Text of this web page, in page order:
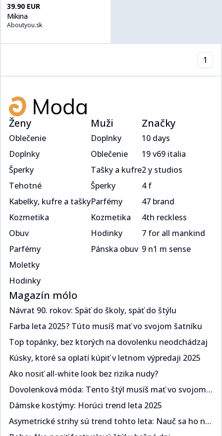
39.90 EUR
Mikina
Aboutyou.sk
Kúpiť produt
1
Ženy
Oblečenie
Doplnky
Šperky
Tehotné
Kabelky, kufre a tašky
Kozmetika
Obuv
Parfémy
Moletky
Hodinky
Muži
Doplnky
Oblečenie
Tašky a kufre
Šperky
Parfémy
Kozmetika
Hodinky
Pánska obuv
Značky
10 days
19 v69 italia
2 y studios
4 f
47 brand
4th reckless
7 for all mankind
9 n1 m sense
Magazín mólo
Návrat 90. rokov: Späť do školy, späť do štýlu​​​​‌ ‍ ​‍​‍‌‍ ‌ ​‍‌‍‍‌‌‍‌ ‌‍‍‌‌‍ ‍​‍​‍​ ‍‍​‍​‍‌ ​ ‌‍​‌‌‍ ‍‌‍‍‌‌ ‌​‌ ‍‌​‍ ‍‌‍‍‌‌‍ ​‍​‍​‍ ​​‍​‍‌‍‍​‌ ​‍‌‍‌‌‌‍‌‍​‍​‍​ ‍‍​‍​‍‌‍‍​‌ ‌​‌ ‌​‌ ​​​ ‍‍​‍ ​‍ ‌‍ ​‌‍ ‌‍​ ‌‍​‌‌‍ ​‌‍‍​‌‍ ‌ ​ ‌ ‌​​ ‍‍​ ​ ​ ​​​ ​​​ ​​​‍ ‌ ​ ‌ ‌​‌ ‌‌‌‍‌​‌‍‍‌‌‍ ​‍ ‌‍‍‌‌‍ ‍‌ ‌​‌‍‌‌‌‍ ‍‌ ‌​​‍ ‌‍‌‌‌‍‌​‌‍‍‌‌ ‌​​‍ ‌‍ ‌‌‍ ‌‍‌​‌‍‌‌​ ‌‌ ​​‌ ​‍‌‍‌‌‌ ​ ‌‍‌‌‌‍ ‍‌ ‌​‌‍​‌‌ ‌​‌‍‍‌‌‍ ‌‍ ‍​ ‍ ‌‍‍‌‌‍‌​​ ‌​ ​‍‌‍​ ‌‍​ ‌‍‌​​ ‍​​ ‍​​ ‌‌​ ​‌​‍ ‌​ ‍​​ ​ ‌‍​‌​ ​‌​‍ ‌​ ‌​‌‍‌​​ ​‌​ ​‍​‍ ‌‌‍​‌‌‍​‌​ ​​​ ​​​‍ ‌​ ‍‌​ ‌ ​ ​‌‌‍​ ​ ​‌​ ​‌‌‍​‍‌‍‌​​ ​‍‌‍‌​‌‍‌‍​ ‌ ​ ‍ ‌ ‌​‌ ‍‌‌ ​​‌‍‌‌​ ‌‌ ​​‌‍ ‌ ​ ‌ ‌​​ ‍ ‌ ​​‌‍​‌‌ ‌​‌‍‍​​ ‌‌ ‌​‌‍‍‌‌ ‌​‌‍ ​‌‍‌‌​ ‌‍​‍‌‍​‌‌ ​ ‌‍‌‌‌‌‌‌‌ ​‍‌‍ ​​ ‌‌‍‍​‌ ‌​‌ ‌​‌ ​​​‍‌‌​ ​ ‌​​‌​‍‌‌​ ​‍‌​‌‍​‍‌‌​ ​‍‌​‌‍‌‍ ​‌‍ ‌‍​ ‌‍​‌‌‍ ​‌‍‍​‌‍ ‌ ​ ‌ ‌​​‍‌‌​ ​ ‌​​‌​ ​ ​ ​​​ ​​​ ​​​‍‌‌​ ​‍‌​‌‍‌ ​ ‌ ‌​‌ ‌‌‌‍‌​‌‍‍‌‌‍ ​‍‌‍‌‍‍‌‌‍‌​​ ‌​ ​‍‌‍​ ‌‍​ ‌‍‌​​ ‍​​ ‍​​ ‌‌​ ​‌​‍ ‌​ ‍​​ ​ ‌‍​‌​ ​‌​‍ ‌​ ‌​‌‍‌​​ ​‌​ ​‍​‍ ‌‌‍​‌‌‍​‌​ ​​​ ​​​‍ ‌​ ‍‌​ ‌ ​ ​‌‌‍​ ​ ​‌​ ​‌‌‍​‍‌‍‌​​ ​‍‌‍‌​‌‍‌‍​ ‌ ​‍‌‍‌ ‌​‌ ‍‌‌ ​​‌‍‌‌​ ‌‌ ​​‌‍ ‌ ​ ‌ ‌​​‍‌‍‌ ​​‌‍​‌‌ ‌​‌‍‍​​ ‌‌ ‌​‌‍‍‌‌ ‌​‌‍ ​‌‍‌‌​‍‌‍‌ ​​‌‍‌‌‌ ​‍‌ ​ ‌ ​​‌‍‌‌‌‍​ ‌ ‌​‌‍‍‌‌ ‌‍‌‍‌‌​ ‌‌ ​​‌ ‌‌‌‍​‍‌‍ ​‌‍‍‌‌ ​ ‌‍‍​‌‍‌‌‌‍‌​​‍​‍‌ ‌
Farba leta 2025? Túto musíš mať vo svojom šatníku ​​​​‌ ‍ ​‍​‍‌‍ ‌ ​‍‌‍‍‌‌‍‌ ‌‍‍‌‌‍ ‍​‍​‍​ ‍‍​‍​‍‌ ​ ‌‍​‌‌‍ ‍‌‍‍‌‌ ‌​‌ ‍‌​‍ ‍‌‍‍‌‌‍ ​‍​‍​‍ ​​‍​‍‌‍‍​‌ ​‍‌‍‌‌‌‍‌‍​‍​‍​ ‍‍​‍​‍‌‍‍​‌ ‌​‌ ‌​‌ ​​​ ‍‍​‍ ​‍ ‌‍ ​‌‍ ‌‍​ ‌‍​‌‌‍ ​‌‍‍​‌‍ ‌ ​ ‌ ‌​​ ‍‍​ ​ ​ ​​​ ​​​ ​​​‍ ‌ ​ ‌ ‌​‌ ‌‌‌‍‌​‌‍‍‌‌‍ ​‍ ‌‍‍‌‌‍ ‍‌ ‌​‌‍‌‌‌‍ ‍‌ ‌​​‍ ‌‍‌‌‌‍‌​‌‍‍‌‌ ‌​​‍ ‌‍ ‌‌‍ ‌‍‌​‌‍‌‌​ ‌‌ ​​‌ ​‍‌‍‌‌‌ ​ ‌‍‌‌‌‍ ‍‌ ‌​‌‍​‌‌ ‌​‌‍‍‌‌‍ ‌‍ ‍​ ‍ ‌‍‍‌‌‍‌​​ ‌​ ​‌‌‍​‌​ ‌​​ ‌‍​ ​​‌‍​‌​ ​‍‌‍​‍​‍ ‌​ ‍​‌‍​‍‌‍​‍‌‍‌‍​‍ ‌​ ‌​‌‍‌‍​ ​​​ ​‍​‍ ‌‌‍​‌‌‍​‍​ ‌ ‌‍‌‍​‍ ‌‌‍‌‍​ ‍‌‌‍​ ‌‍​‍​ ‍‌​ ‍‌‌‍‌‌​ ​​‌‍‌‍​ ​ ‌‍‌​​ ​‍​ ‍ ‌ ‌​‌ ‍‌‌ ​​‌‍‌‌​ ‌‌ ​​‌‍ ‌ ​ ‌ ‌​​ ‍ ‌ ​​‌‍​‌‌ ‌​‌‍‍​​ ‌‌ ‌​‌‍‍‌‌ ‌​‌‍ ​‌‍‌‌​ ‌‍​‍‌‍​‌‌ ​ ‌‍‌‌‌‌‌‌‌ ​‍‌‍ ​​ ‌‌‍‍​‌ ‌​‌ ‌​‌ ​​​‍‌‌​ ​ ‌​​‌​‍‌‌​ ​‍‌​‌‍​‍‌‌​ ​‍‌​‌‍‌‍ ​‌‍ ‌‍​ ‌‍​‌‌‍ ​‌‍‍​‌‍ ‌ ​ ‌ ‌​​‍‌‌​ ​ ‌​​‌​ ​ ​ ​​​ ​​​ ​​​‍‌‌​ ​‍‌​‌‍‌ ​ ‌ ‌​‌ ‌‌‌‍‌​‌‍‍‌‌‍ ​‍‌‍‌‍‍‌‌‍‌​​ ‌​ ​‌‌‍​‌​ ‌​​ ‌‍​ ​​‌‍​‌​ ​‍‌‍​‍​‍ ‌​ ‍​‌‍​‍‌‍​‍‌‍‌‍​‍ ‌​ ‌​‌‍‌‍​ ​​​ ​‍​‍ ‌‌‍​‌‌‍​‍​ ‌ ‌‍‌‍​‍ ‌‌‍‌‍​ ‍‌‌‍​ ‌‍​‍​ ‍‌​ ‍‌‌‍‌‌​ ​​‌‍‌‍​ ​ ‌‍‌​​ ​‍​‍‌‍‌ ‌​‌ ‍‌‌ ​​‌‍‌‌​ ‌‌ ​​‌‍ ‌ ​ ‌ ‌​​‍‌‍‌ ​​‌‍​‌‌ ‌​‌‍‍​​ ‌‌ ‌​‌‍‍‌‌ ‌​‌‍ ​‌‍‌‌​‍‌‍‌ ​​‌‍‌‌‌ ​‍‌ ​ ‌ ​​‌‍‌‌‌‍​ ‌ ‌​‌‍‍‌‌ ‌‍‌‍‌‌​ ‌‌ ​​‌ ‌‌‌‍​‍‌‍ ​‌‍‍‌‌ ​ ‌‍‍​‌‍‌‌‌‍‌​​‍​‍‌ ‌
Top topánky, bez ktorých na dovolenku neodchádzaj​​​​‌ ‍ ​‍​‍‌‍ ‌ ​‍‌‍‍‌‌‍‌ ‌‍‍‌‌‍ ‍​‍​‍​ ‍‍​‍​‍‌ ​ ‌‍​‌‌‍ ‍‌‍‍‌‌ ‌​‌ ‍‌​‍ ‍‌‍‍‌‌‍ ​‍​‍​‍ ​​‍​‍‌‍‍​‌ ​‍‌‍‌‌‌‍‌‍​‍​‍​ ‍‍​‍​‍‌‍‍​‌ ‌​‌ ‌​‌ ​​​ ‍‍​‍ ​‍ ‌‍ ​‌‍ ‌‍​ ‌‍​‌‌‍ ​‌‍‍​‌‍ ‌ ​ ‌ ‌​​ ‍‍​ ​ ​ ​​​ ​​​ ​​​‍ ‌ ​ ‌ ‌​‌ ‌‌‌‍‌​‌‍‍‌‌‍ ​‍ ‌‍‍‌‌‍ ‍‌ ‌​‌‍‌‌‌‍ ‍‌ ‌​​‍ ‌‍‌‌‌‍‌​‌‍‍‌‌ ‌​​‍ ‌‍ ‌‌‍ ‌‍‌​‌‍‌‌​ ‌‌ ​​‌ ​‍‌‍‌‌‌ ​ ‌‍‌‌‌‍ ‍‌ ‌​‌‍​‌‌ ‌​‌‍‍‌‌‍ ‌‍ ‍​ ‍ ‌‍‍‌‌‍‌​​ ‌​ ​‌​ ‍‌​ ​‍‌‍​ ​ ‌ ​ ​‌​ ‌‌​ ​‍​‍ ‌‌‍​‌‌‍​‌​ ‍​‌‍​‍​‍ ‌​ ‌​​ ‌‌​ ‍‌‌‍‌‍​‍ ‌‌‍​‌​ ‍​​ ‌ ​ ‍​​‍ ‌​ ‍‌​ ‌ ​ ​​​ ‍‌‌‍​ ​ ‍​​ ‍‌​ ​‍​ ​​‌‍‌‍‌‍​‍‌‍‌‌​ ‍ ‌ ‌​‌ ‍‌‌ ​​‌‍‌‌​ ‌‌ ​​‌‍ ‌ ​ ‌ ‌​​ ‍ ‌ ​​‌‍​‌‌ ‌​‌‍‍​​ ‌‌ ‌​‌‍‍‌‌ ‌​‌‍ ​‌‍‌‌​ ‌‍​‍‌‍​‌‌ ​ ‌‍‌‌‌‌‌‌‌ ​‍‌‍ ​​ ‌‌‍‍​‌ ‌​‌ ‌​‌ ​​​‍‌‌​ ​ ‌​​‌​‍‌‌​ ​‍‌​‌‍​‍‌‌​ ​‍‌​‌‍‌‍ ​‌‍ ‌‍​ ‌‍​‌‌‍ ​‌‍‍​‌‍ ‌ ​ ‌ ‌​​‍‌‌​ ​ ‌​​‌​ ​ ​ ​​​ ​​​ ​​​‍‌‌​ ​‍‌​‌‍‌ ​ ‌ ‌​‌ ‌‌‌‍‌​‌‍‍‌‌‍ ​‍‌‍‌‍‍‌‌‍‌​​ ‌​ ​‌​ ‍‌​ ​‍‌‍​ ​ ‌ ​ ​‌​ ‌‌​ ​‍​‍ ‌‌‍​‌‌‍​‌​ ‍​‌‍​‍​‍ ‌​ ‌​​ ‌‌​ ‍‌‌‍‌‍​‍ ‌‌‍​‌​ ‍​​ ‌ ​ ‍​​‍ ‌​ ‍‌​ ‌ ​ ​​​ ‍‌‌‍​ ​ ‍​​ ‍‌​ ​‍​ ​​‌‍‌‍‌‍​‍‌‍‌‌​‍‌‍‌ ‌​‌ ‍‌‌ ​​‌‍‌‌​ ‌‌ ​​‌‍ ‌ ​ ‌ ‌​​‍‌‍‌ ​​‌‍​‌‌ ‌​‌‍‍​​ ‌‌ ‌​‌‍‍‌‌ ‌​‌‍ ​‌‍‌‌​‍‌‍‌ ​​‌‍‌‌‌ ​‍‌ ​ ‌ ​​‌‍‌‌‌‍​ ‌ ‌​‌‍‍‌‌ ‌‍‌‍‌‌​ ‌‌ ​​‌ ‌‌‌‍​‍‌‍ ​‌‍‍‌‌ ​ ‌‍‍​‌‍‌‌‌‍‌​​‍​‍‌ ‌
Kúsky, ktoré sa oplatí kúpiť v letnom výpredaji 2025​​​​‌ ‍ ​‍​‍‌‍ ‌ ​‍‌‍‍‌‌‍‌ ‌‍‍‌‌‍ ‍​‍​‍​ ‍‍​‍​‍‌ ​ ‌‍​‌‌‍ ‍‌‍‍‌‌ ‌​‌ ‍‌​‍ ‍‌‍‍‌‌‍ ​‍​‍​‍ ​​‍​‍‌‍‍​‌ ​‍‌‍‌‌‌‍‌‍​‍​‍​ ‍‍​‍​‍‌‍‍​‌ ‌​‌ ‌​‌ ​​​ ‍‍​‍ ​‍ ‌‍ ​‌‍ ‌‍​ ‌‍​‌‌‍ ​‌‍‍​‌‍ ‌ ​ ‌ ‌​​ ‍‍​ ​ ​ ​​​ ​​​ ​​​‍ ‌ ​ ‌ ‌​‌ ‌‌‌‍‌​‌‍‍‌‌‍ ​‍ ‌‍‍‌‌‍ ‍‌ ‌​‌‍‌‌‌‍ ‍‌ ‌​​‍ ‌‍‌‌‌‍‌​‌‍‍‌‌ ‌​​‍ ‌‍ ‌‌‍ ‌‍‌​‌‍‌‌​ ‌‌ ​​‌ ​‍‌‍‌‌‌ ​ ‌‍‌‌‌‍ ‍‌ ‌​‌‍​‌‌ ‌​‌‍‍‌‌‍ ‌‍ ‍​ ‍ ‌‍‍‌‌‍‌​​ ‌‌‍​‌‌‍​‍​ ​ ​ ‌​‌‍‌​‌‍‌‌​ ​ ‌‍‌​​‍ ‌​ ‍‌​ ​‌​ ‍‌​ ​‍​‍ ‌​ ‌​‌‍​‌​ ​‌​ ‍​​‍ ‌‌‍​‌​ ‌‌​ ‍​‌‍‌‌​‍ ‌‌‍‌‍​ ‌‌‌‍​‌‌‍​‌​ ​‌‌‍​ ​ ‍‌​ ‌ ‌‍‌​‌‍​‌​ ​​‌‍​ ​ ‍ ‌ ‌​‌ ‍‌‌ ​​‌‍‌‌​ ‌‌ ​​‌‍ ‌ ​ ‌ ‌​​ ‍ ‌ ​​‌‍​‌‌ ‌​‌‍‍​​ ‌‌ ‌​‌‍‍‌‌ ‌​‌‍ ​‌‍‌‌​ ‌‍​‍‌‍​‌‌ ​ ‌‍‌‌‌‌‌‌‌ ​‍‌‍ ​​ ‌‌‍‍​‌ ‌​‌ ‌​‌ ​​​‍‌‌​ ​ ‌​​‌​‍‌‌​ ​‍‌​‌‍​‍‌‌​ ​‍‌​‌‍‌‍ ​‌‍ ‌‍​ ‌‍​‌‌‍ ​‌‍‍​‌‍ ‌ ​ ‌ ‌​​‍‌‌​ ​ ‌​​‌​ ​ ​ ​​​ ​​​ ​​​‍‌‌​ ​‍‌​‌‍‌ ​ ‌ ‌​‌ ‌‌‌‍‌​‌‍‍‌‌‍ ​‍‌‍‌‍‍‌‌‍‌​​ ‌‌‍​‌‌‍​‍​ ​ ​ ‌​‌‍‌​‌‍‌‌​ ​ ‌‍‌​​‍ ‌​ ‍‌​ ​‌​ ‍‌​ ​‍​‍ ‌​ ‌​‌‍​‌​ ​‌​ ‍​​‍ ‌‌‍​‌​ ‌‌​ ‍​‌‍‌‌​‍ ‌‌‍‌‍​ ‌‌‌‍​‌‌‍​‌​ ​‌‌‍​ ​ ‍‌​ ‌ ‌‍‌​‌‍​‌​ ​​‌‍​ ​‍‌‍‌ ‌​‌ ‍‌‌ ​​‌‍‌‌​ ‌‌ ​​‌‍ ‌ ​ ‌ ‌​​‍‌‍‌ ​​‌‍​‌‌ ‌​‌‍‍​​ ‌‌ ‌​‌‍‍‌‌ ‌​‌‍ ​‌‍‌‌​‍‌‍‌ ​​‌‍‌‌‌ ​‍‌ ​ ‌ ​​‌‍‌‌‌‍​ ‌ ‌​‌‍‍‌‌ ‌‍‌‍‌‌​ ‌‌ ​​‌ ‌‌‌‍​‍‌‍ ​‌‍‍‌‌ ​ ‌‍‍​‌‍‌‌‌‍‌​​‍​‍‌ ‌
Ako nosiť all-white look bez rizika nudy?​​​​‌ ‍ ​‍​‍‌‍ ‌ ​‍‌‍‍‌‌‍‌ ‌‍‍‌‌‍ ‍​‍​‍​ ‍‍​‍​‍‌ ​ ‌‍​‌‌‍ ‍‌‍‍‌‌ ‌​‌ ‍‌​‍ ‍‌‍‍‌‌‍ ​‍​‍​‍ ​​‍​‍‌‍‍​‌ ​‍‌‍‌‌‌‍‌‍​‍​‍​ ‍‍​‍​‍‌‍‍​‌ ‌​‌ ‌​‌ ​​​ ‍‍​‍ ​‍ ‌‍ ​‌‍ ‌‍​ ‌‍​‌‌‍ ​‌‍‍​‌‍ ‌ ​ ‌ ‌​​ ‍‍​ ​ ​ ​​​ ​​​ ​​​‍ ‌ ​ ‌ ‌​‌ ‌‌‌‍‌​‌‍‍‌‌‍ ​‍ ‌‍‍‌‌‍ ‍‌ ‌​‌‍‌‌‌‍ ‍‌ ‌​​‍ ‌‍‌‌‌‍‌​‌‍‍‌‌ ‌​​‍ ‌‍ ‌‌‍ ‌‍‌​‌‍‌‌​ ‌‌ ​​‌ ​‍‌‍‌‌‌ ​ ‌‍‌‌‌‍ ‍‌ ‌​‌‍​‌‌ ‌​‌‍‍‌‌‍ ‌‍ ‍​ ‍ ‌‍‍‌‌‍‌​​ ‌‌‍‌‍​ ‌‌​ ‍‌​ ‍‌​ ‍​​ ‌‌‌‍‌‍​ ​ ​‍ ‌​ ‍‌‌‍​ ​ ​ ‌‍​‌​‍ ‌​ ‌​‌‍‌‌​ ‌​​ ​​​‍ ‌​ ‍​​ ‌ ​ ​‍‌‍‌‌​‍ ‌​ ‌​​ ​‌‌‍‌​‌‍‌‌‌‍‌‌‌‍​‍‌‍‌‌​ ​‌​ ‍‌‌‍‌‌​ ‌‍​ ‌ ​ ‍ ‌ ‌​‌ ‍‌‌ ​​‌‍‌‌​ ‌‌ ​​‌‍ ‌ ​ ‌ ‌​​ ‍ ‌ ​​‌‍​‌‌ ‌​‌‍‍​​ ‌‌ ‌​‌‍‍‌‌ ‌​‌‍ ​‌‍‌‌​ ‌‍​‍‌‍​‌‌ ​ ‌‍‌‌‌‌‌‌‌ ​‍‌‍ ​​ ‌‌‍‍​‌ ‌​‌ ‌​‌ ​​​‍‌‌​ ​ ‌​​‌​‍‌‌​ ​‍‌​‌‍​‍‌‌​ ​‍‌​‌‍‌‍ ​‌‍ ‌‍​ ‌‍​‌‌‍ ​‌‍‍​‌‍ ‌ ​ ‌ ‌​​‍‌‌​ ​ ‌​​‌​ ​ ​ ​​​ ​​​ ​​​‍‌‌​ ​‍‌​‌‍‌ ​ ‌ ‌​‌ ‌‌‌‍‌​‌‍‍‌‌‍ ​‍‌‍‌‍‍‌‌‍‌​​ ‌‌‍‌‍​ ‌‌​ ‍‌​ ‍‌​ ‍​​ ‌‌‌‍‌‍​ ​ ​‍ ‌​ ‍‌‌‍​ ​ ​ ‌‍​‌​‍ ‌​ ‌​‌‍‌‌​ ‌​​ ​​​‍ ‌​ ‍​​ ‌ ​ ​‍‌‍‌‌​‍ ‌​ ‌​​ ​‌‌‍‌​‌‍‌‌‌‍‌‌‌‍​‍‌‍‌‌​ ​‌​ ‍‌‌‍‌‌​ ‌‍​ ‌ ​‍‌‍‌ ‌​‌ ‍‌‌ ​​‌‍‌‌​ ‌‌ ​​‌‍ ‌ ​ ‌ ‌​​‍‌‍‌ ​​‌‍​‌‌ ‌​‌‍‍​​ ‌‌ ‌​‌‍‍‌‌ ‌​‌‍ ​‌‍‌‌​‍‌‍‌ ​​‌‍‌‌‌ ​‍‌ ​ ‌ ​​‌‍‌‌‌‍​ ‌ ‌​‌‍‍‌‌ ‌‍‌‍‌‌​ ‌‌ ​​‌ ‌‌‌‍​‍‌‍ ​‌‍‍‌‌ ​ ‌‍‍​‌‍‌‌‌‍‌​​‍​‍‌ ‌
Dovolenková móda: Tento štýl musíš mať vo svojom šatníku ​​​​‌ ‍ ​‍​‍‌‍ ‌ ​‍‌‍‍‌‌‍‌ ‌‍‍‌‌‍ ‍​‍​‍​ ‍‍​‍​‍‌ ​ ‌‍​‌‌‍ ‍‌‍‍‌‌ ‌​‌ ‍‌​‍ ‍‌‍‍‌‌‍ ​‍​‍​‍ ​​‍​‍‌‍‍​‌ ​‍‌‍‌‌‌‍‌‍​‍​‍​ ‍‍​‍​‍‌‍‍​‌ ‌​‌ ‌​‌ ​​​ ‍‍​‍ ​‍ ‌‍ ​‌‍ ‌‍​ ‌‍​‌‌‍ ​‌‍‍​‌‍ ‌ ​ ‌ ‌​​ ‍‍​ ​ ​ ​​​ ​​​ ​​​‍ ‌ ​ ‌ ‌​‌ ‌‌‌‍‌​‌‍‍‌‌‍ ​‍ ‌‍‍‌‌‍ ‍‌ ‌​‌‍‌‌‌‍ ‍‌ ‌​​‍ ‌‍‌‌‌‍‌​‌‍‍‌‌ ‌​​‍ ‌‍ ‌‌‍ ‌‍‌​‌‍‌‌​ ‌‌ ​​‌ ​‍‌‍‌‌‌ ​ ‌‍‌‌‌‍ ‍‌ ‌​‌‍​‌‌ ‌​‌‍‍‌‌‍ ‌‍ ‍​ ‍ ‌‍‍‌‌‍‌​​ ‌​ ​​​ ‌‌​ ​​‌‍‌‌​ ‍​‌‍‌​​ ​​‌‍‌‌​‍ ‌​ ​​​ ‍‌​ ‌ ​ ‍​​‍ ‌​ ‌​​ ​ ‌‍​ ​ ‌​​‍ ‌​ ‍‌‌‍​‌​ ‍‌​ ​​​‍ ‌​ ‍​​ ​‌​ ‍​​ ​‍​ ​​‌‍‌‌​ ​ ​ ​‌​ ​ ‌‍​ ​ ‍​​ ​‍​ ‍ ‌ ‌​‌ ‍‌‌ ​​‌‍‌‌​ ‌‌ ​​‌‍ ‌ ​ ‌ ‌​​ ‍ ‌ ​​‌‍​‌‌ ‌​‌‍‍​​ ‌‌ ‌​‌‍‍‌‌ ‌​‌‍ ​‌‍‌‌​ ‌‍​‍‌‍​‌‌ ​ ‌‍‌‌‌‌‌‌‌ ​‍‌‍ ​​ ‌‌‍‍​‌ ‌​‌ ‌​‌ ​​​‍‌‌​ ​ ‌​​‌​‍‌‌​ ​‍‌​‌‍​‍‌‌​ ​‍‌​‌‍‌‍ ​‌‍ ‌‍​ ‌‍​‌‌‍ ​‌‍‍​‌‍ ‌ ​ ‌ ‌​​‍‌‌​ ​ ‌​​‌​ ​ ​ ​​​ ​​​ ​​​‍‌‌​ ​‍‌​‌‍‌ ​ ‌ ‌​‌ ‌‌‌‍‌​‌‍‍‌‌‍ ​‍‌‍‌‍‍‌‌‍‌​​ ‌​ ​​​ ‌‌​ ​​‌‍‌‌​ ‍​‌‍‌​​ ​​‌‍‌‌​‍ ‌​ ​​​ ‍‌​ ‌ ​ ‍​​‍ ‌​ ‌​​ ​ ‌‍​ ​ ‌​​‍ ‌​ ‍‌‌‍​‌​ ‍‌​ ​​​‍ ‌​ ‍​​ ​‌​ ‍​​ ​‍​ ​​‌‍‌‌​ ​ ​ ​‌​ ​ ‌‍​ ​ ‍​​ ​‍​‍‌‍‌ ‌​‌ ‍‌‌ ​​‌‍‌‌​ ‌‌ ​​‌‍ ‌ ​ ‌ ‌​​‍‌‍‌ ​​‌‍​‌‌ ‌​‌‍‍​​ ‌‌ ‌​‌‍‍‌‌ ‌​‌‍ ​‌‍‌‌​‍‌‍‌ ​​‌‍‌‌‌ ​‍‌ ​ ‌ ​​‌‍‌‌‌‍​ ‌ ‌​‌‍‍‌‌ ‌‍‌‍‌‌​ ‌‌ ​​‌ ‌‌‌‍​‍‌‍ ​‌‍‍‌‌ ​ ‌‍‍​‌‍‌‌‌‍‌​​‍​‍‌ ‌
Dámske kostýmy: Horúci trend leta 2025 ​​​​‌ ‍ ​‍​‍‌‍ ‌ ​‍‌‍‍‌‌‍‌ ‌‍‍‌‌‍ ‍​‍​‍​ ‍‍​‍​‍‌ ​ ‌‍​‌‌‍ ‍‌‍‍‌‌ ‌​‌ ‍‌​‍ ‍‌‍‍‌‌‍ ​‍​‍​‍ ​​‍​‍‌‍‍​‌ ​‍‌‍‌‌‌‍‌‍​‍​‍​ ‍‍​‍​‍‌‍‍​‌ ‌​‌ ‌​‌ ​​​ ‍‍​‍ ​‍ ‌‍ ​‌‍ ‌‍​ ‌‍​‌‌‍ ​‌‍‍​‌‍ ‌ ​ ‌ ‌​​ ‍‍​ ​ ​ ​​​ ​​​ ​​​‍ ‌ ​ ‌ ‌​‌ ‌‌‌‍‌​‌‍‍‌‌‍ ​‍ ‌‍‍‌‌‍ ‍‌ ‌​‌‍‌‌‌‍ ‍‌ ‌​​‍ ‌‍‌‌‌‍‌​‌‍‍‌‌ ‌​​‍ ‌‍ ‌‌‍ ‌‍‌​‌‍‌‌​ ‌‌ ​​‌ ​‍‌‍‌‌‌ ​ ‌‍‌‌‌‍ ‍‌ ‌​‌‍​‌‌ ‌​‌‍‍‌‌‍ ‌‍ ‍​ ‍ ‌‍‍‌‌‍‌​​ ‌​ ​‌​ ‍​​ ‍‌​ ​‌​ ‌​​ ‌‍‌‍‌​‌‍‌​​‍ ‌‌‍‌‌​ ‌ ​ ‌‌​ ‌​​‍ ‌​ ‌​​ ​‍​ ‌‍‌‍‌‍​‍ ‌​ ‍​​ ‌​‌‍‌‍​ ‌ ​‍ ‌​ ​‌‌‍‌​​ ‍‌​ ‌‌‌‍‌‍​ ​ ​ ​ ​ ​‍​ ​​​ ‌‌‌‍‌‍‌‍‌‍​ ‍ ‌ ‌​‌ ‍‌‌ ​​‌‍‌‌​ ‌‌ ​​‌‍ ‌ ​ ‌ ‌​​ ‍ ‌ ​​‌‍​‌‌ ‌​‌‍‍​​ ‌‌ ‌​‌‍‍‌‌ ‌​‌‍ ​‌‍‌‌​ ‌‍​‍‌‍​‌‌ ​ ‌‍‌‌‌‌‌‌‌ ​‍‌‍ ​​ ‌‌‍‍​‌ ‌​‌ ‌​‌ ​​​‍‌‌​ ​ ‌​​‌​‍‌‌​ ​‍‌​‌‍​‍‌‌​ ​‍‌​‌‍‌‍ ​‌‍ ‌‍​ ‌‍​‌‌‍ ​‌‍‍​‌‍ ‌ ​ ‌ ‌​​‍‌‌​ ​ ‌​​‌​ ​ ​ ​​​ ​​​ ​​​‍‌‌​ ​‍‌​‌‍‌ ​ ‌ ‌​‌ ‌‌‌‍‌​‌‍‍‌‌‍ ​‍‌‍‌‍‍‌‌‍‌​​ ‌​ ​‌​ ‍​​ ‍‌​ ​‌​ ‌​​ ‌‍‌‍‌​‌‍‌​​‍ ‌‌‍‌‌​ ‌ ​ ‌‌​ ‌​​‍ ‌​ ‌​​ ​‍​ ‌‍‌‍‌‍​‍ ‌​ ‍​​ ‌​‌‍‌‍​ ‌ ​‍ ‌​ ​‌‌‍‌​​ ‍‌​ ‌‌‌‍‌‍​ ​ ​ ​ ​ ​‍​ ​​​ ‌‌‌‍‌‍‌‍‌‍​‍‌‍‌ ‌​‌ ‍‌‌ ​​‌‍‌‌​ ‌‌ ​​‌‍ ‌ ​ ‌ ‌​​‍‌‍‌ ​​‌‍​‌‌ ‌​‌‍‍​​ ‌‌ ‌​‌‍‍‌‌ ‌​‌‍ ​‌‍‌‌​‍‌‍‌ ​​‌‍‌‌‌ ​‍‌ ​ ‌ ​​‌‍‌‌‌‍​ ‌ ‌​‌‍‍‌‌ ‌‍‌‍‌‌​ ‌‌ ​​‌ ‌‌‌‍​‍‌‍ ​‌‍‍‌‌ ​ ‌‍‍​‌‍‌‌‌‍‌​​‍​‍‌ ‌
Asymetrické strihy sú trend tohto leta: Nauč sa ho nosiť​​​​‌ ‍ ​‍​‍‌‍ ‌ ​‍‌‍‍‌‌‍‌ ‌‍‍‌‌‍ ‍​‍​‍​ ‍‍​‍​‍‌ ​ ‌‍​‌‌‍ ‍‌‍‍‌‌ ‌​‌ ‍‌​‍ ‍‌‍‍‌‌‍ ​‍​‍​‍ ​​‍​‍‌‍‍​‌ ​‍‌‍‌‌‌‍‌‍​‍​‍​ ‍‍​‍​‍‌‍‍​‌ ‌​‌ ‌​‌ ​​​ ‍‍​‍ ​‍ ‌‍ ​‌‍ ‌‍​ ‌‍​‌‌‍ ​‌‍‍​‌‍ ‌ ​ ‌ ‌​​ ‍‍​ ​ ​ ​​​ ​​​ ​​​‍ ‌ ​ ‌ ‌​‌ ‌‌‌‍‌​‌‍‍‌‌‍ ​‍ ‌‍‍‌‌‍ ‍‌ ‌​‌‍‌‌‌‍ ‍‌ ‌​​‍ ‌‍‌‌‌‍‌​‌‍‍‌‌ ‌​​‍ ‌‍ ‌‌‍ ‌‍‌​‌‍‌‌​ ‌‌ ​​‌ ​‍‌‍‌‌‌ ​ ‌‍‌‌‌‍ ‍‌ ‌​‌‍​‌‌ ‌​‌‍‍‌‌‍ ‌‍ ‍​ ‍ ‌‍‍‌‌‍‌​​ ‌​ ‌‍​ ‌ ​ ​​‌‍‌​‌‍‌‍​ ​ ​ ​‌‌‍​‍​‍ ‌​ ​ ​ ​ ​ ​‌​ ‌‍​‍ ‌​ ‌​‌‍‌​​ ‌ ​ ‌​​‍ ‌​ ‍​​ ‌‌​ ​ ​ ‌‍​‍ ‌​ ​ ​ ‌‌​ ​​‌‍‌​​ ‌‍​ ​‌‌‍‌‌‌‍​‍‌‍​ ‌‍​‍​ ‍‌‌‍‌​​ ‍ ‌ ‌​‌ ‍‌‌ ​​‌‍‌‌​ ‌‌ ​​‌‍ ‌ ​ ‌ ‌​​ ‍ ‌ ​​‌‍​‌‌ ‌​‌‍‍​​ ‌‌ ‌​‌‍‍‌‌ ‌​‌‍ ​‌‍‌‌​ ‌‍​‍‌‍​‌‌ ​ ‌‍‌‌‌‌‌‌‌ ​‍‌‍ ​​ ‌‌‍‍​‌ ‌​‌ ‌​‌ ​​​‍‌‌​ ​ ‌​​‌​‍‌‌​ ​‍‌​‌‍​‍‌‌​ ​‍‌​‌‍‌‍ ​‌‍ ‌‍​ ‌‍​‌‌‍ ​‌‍‍​‌‍ ‌ ​ ‌ ‌​​‍‌‌​ ​ ‌​​‌​ ​ ​ ​​​ ​​​ ​​​‍‌‌​ ​‍‌​‌‍‌ ​ ‌ ‌​‌ ‌‌‌‍‌​‌‍‍‌‌‍ ​‍‌‍‌‍‍‌‌‍‌​​ ‌​ ‌‍​ ‌ ​ ​​‌‍‌​‌‍‌‍​ ​ ​ ​‌‌‍​‍​‍ ‌​ ​ ​ ​ ​ ​‌​ ‌‍​‍ ‌​ ‌​‌‍‌​​ ‌ ​ ‌​​‍ ‌​ ‍​​ ‌‌​ ​ ​ ‌‍​‍ ‌​ ​ ​ ‌‌​ ​​‌‍‌​​ ‌‍​ ​‌‌‍‌‌‌‍​‍‌‍​ ‌‍​‍​ ‍‌‌‍‌​​‍‌‍‌ ‌​‌ ‍‌‌ ​​‌‍‌‌​ ‌‌ ​​‌‍ ‌ ​ ‌ ‌​​‍‌‍‌ ​​‌‍​‌‌ ‌​‌‍‍​​ ‌‌ ‌​‌‍‍‌‌ ‌​‌‍ ​‌‍‌‌​‍‌‍‌ ​​‌‍‌‌‌ ​‍‌ ​ ‌ ​​‌‍‌‌‌‍​ ‌ ‌​‌‍‍‌‌ ‌‍‌‍‌‌​ ‌‌ ​​‌ ‌‌‌‍​‍‌‍ ​‌‍‍‌‌ ​ ‌‍‍​‌‍‌‌‌‍‌​​‍​‍‌ ‌